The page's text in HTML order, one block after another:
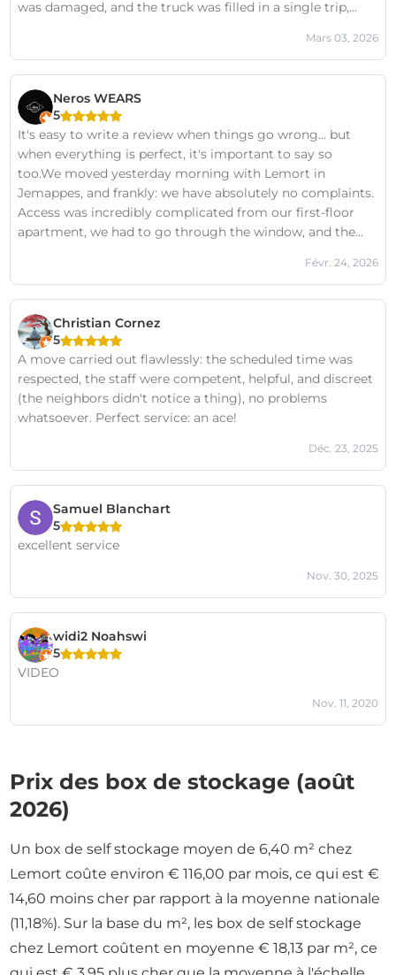
was damaged, and the truck was filled in a single trip,
the movers were friendly and pleasant throughout the
day, which really makes a difference during what is often
without hesitation. I highly recommend them!
Mars 03, 2026
Neros WEARS
5
It's easy to write a review when things go wrong… but
when everything is perfect, it's important to say so
too.We moved yesterday morning with Lemort in
Jemappes, and frankly: we have absolutely no complaints.
Access was incredibly complicated from our first-floor
apartment, we had to go through the window, and the
handled calmly, efficiently, and professionally.Olivier and
Abdel were exemplary from start to finish: punctual,
condition.Special mention goes to their organization:
contacting the building management (with our approval),
putting up the no-parking signs in advance, anticipating
every detail… You can tell they have experience and are
very professional.Honestly, when you compare it to the
cost of renting a lift separately, plus a van, plus the stress
of managing everything yourself, the difference isn't
investment.Top-notch service. We highly recommend
them.Thanks again!
Févr. 24, 2026
Christian Cornez
5
A move carried out flawlessly: the scheduled time was
respected, the staff were competent, helpful, and discreet
(the neighbors didn't notice a thing), no problems
whatsoever. Perfect service: an ace!
Déc. 23, 2025
Samuel Blanchart
5
excellent service
Nov. 30, 2025
widi2 Noahswi
5
VIDEO
Nov. 11, 2020
Prix des box de stockage (août
2026)
Un box de self stockage moyen de 6,40 m² chez
Lemort coûte environ € 116,00 par mois, ce qui est €
14,60 moins cher par rapport à la moyenne nationale
(11,18%). Sur la base du m², les box de self stockage
chez Lemort coûtent en moyenne € 18,13 par m², ce